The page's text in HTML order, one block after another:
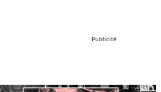
Publicité